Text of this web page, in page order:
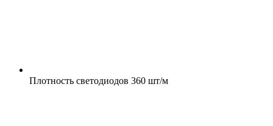
Плотность светодиодов 360 шт/м